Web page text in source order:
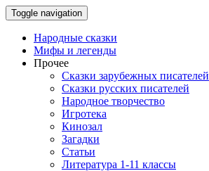
Toggle navigation
Народные сказки
Мифы и легенды
Прочее
Сказки зарубежных писателей
Сказки русских писателей
Народное творчество
Игротека
Кинозал
Загадки
Статьи
Литература 1-11 классы